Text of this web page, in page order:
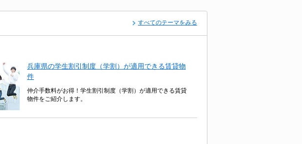
すべてのテーマをみる
兵庫県の学生割引制度（学割）が適用できる賃貸物
件
仲介手数料がお得！学生割引制度（学割）が適用できる賃貸
物件をご紹介します。